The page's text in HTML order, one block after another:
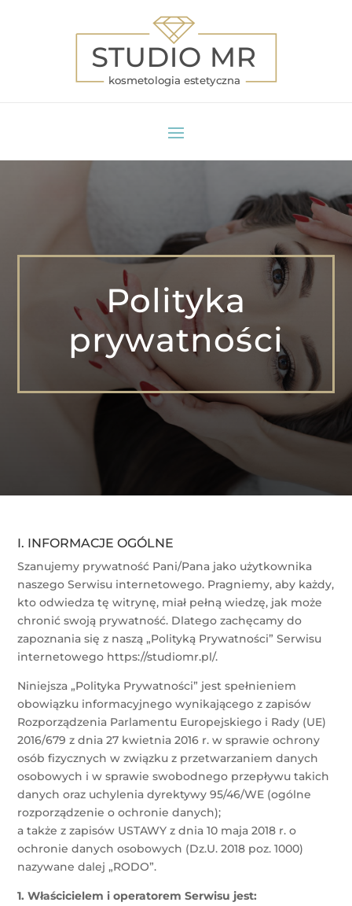
Polityka
prywatności
I. INFORMACJE OGÓLNE
Szanujemy prywatność Pani/Pana jako użytkownika
naszego Serwisu internetowego. Pragniemy, aby każdy,
kto odwiedza tę witrynę, miał pełną wiedzę, jak może
chronić swoją prywatność. Dlatego zachęcamy do
zapoznania się z naszą „Polityką Prywatności” Serwisu
internetowego https://studiomr.pl/.
Niniejsza „Polityka Prywatności” jest spełnieniem
obowiązku informacyjnego wynikającego z zapisów
Rozporządzenia Parlamentu Europejskiego i Rady (UE)
2016/679 z dnia 27 kwietnia 2016 r. w sprawie ochrony
osób fizycznych w związku z przetwarzaniem danych
osobowych i w sprawie swobodnego przepływu takich
danych oraz uchylenia dyrektywy 95/46/WE (ogólne
rozporządzenie o ochronie danych);
a także z zapisów USTAWY z dnia 10 maja 2018 r. o
ochronie danych osobowych (Dz.U. 2018 poz. 1000)
nazywane dalej „RODO”.
1. Właścicielem i operatorem Serwisu jest: